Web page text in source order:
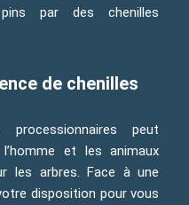
par des chenilles
de chenilles
peut
et les animaux
les arbres. Face à une
disposition pour vous